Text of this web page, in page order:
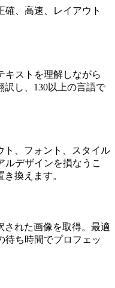
、高速、レイアウト
キストを理解しながら
し、130以上の言語で
ト、フォント、スタイル
ルデザインを損なうこ
換えます。
された画像を取得。最適
待ち時間でプロフェッ